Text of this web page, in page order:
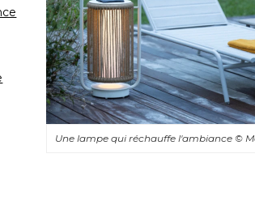
Une lampe qui réchauffe l'ambiance ©